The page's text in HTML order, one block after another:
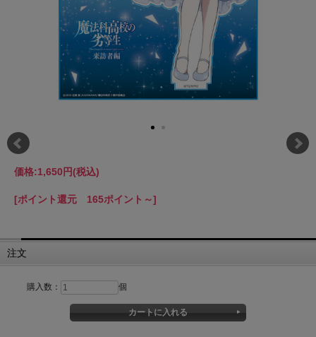
価格:1,650円(税込)
[ポイント還元 165ポイント～]
注文
購入数： 個